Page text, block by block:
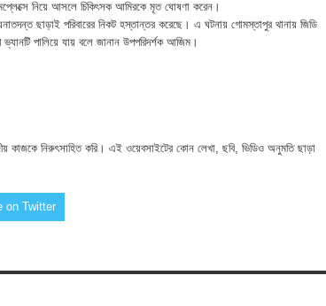
নিয়ে আসলে চিকিৎসক আমিরকে মৃত ঘোষণা করেন।
ছাড়াই পরিবারের নিকট হস্তান্তর করেছে। এ ঘটনায় গোমস্তাপুর থানায় জিডি
পালিয়ে যায় বলে জানান উপপরিদর্শক আজিম।
কাজকে নিরুৎসাহিত করি। এই ওয়েবসাইটের কোন লেখা, ছবি, ভিডিও অনুমতি ছাড়া
on Twitter